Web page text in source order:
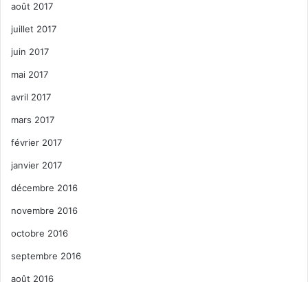
août 2017
juillet 2017
juin 2017
mai 2017
avril 2017
mars 2017
février 2017
janvier 2017
décembre 2016
novembre 2016
octobre 2016
septembre 2016
août 2016